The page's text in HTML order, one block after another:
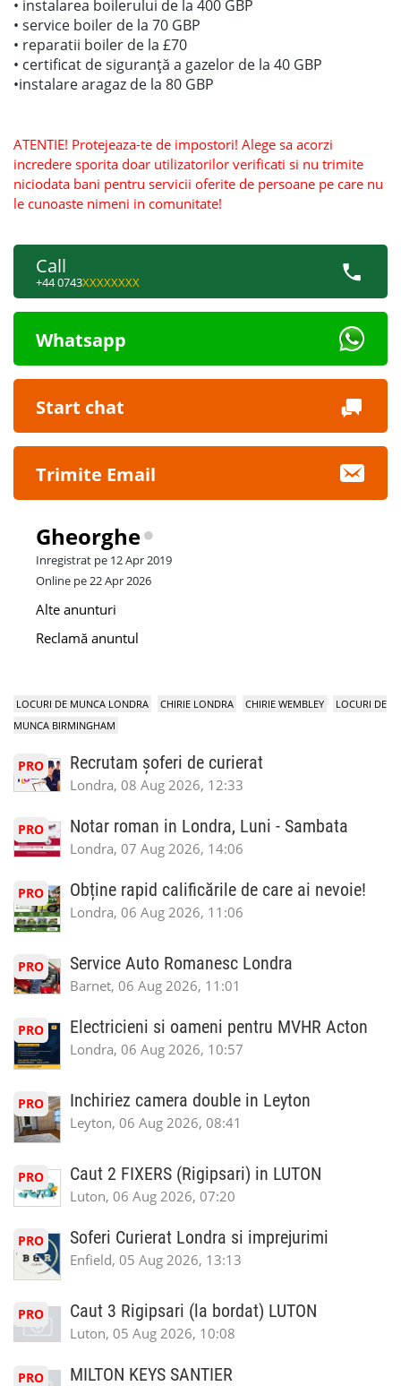
• instalarea boilerului de la 400 GBP
• service boiler de la 70 GBP
• reparatii boiler de la £70
• certificat de siguranță a gazelor de la 40 GBP
•instalare aragaz de la 80 GBP
ATENTIE! Protejeaza-te de impostori! Alege sa acorzi
incredere sporita doar utilizatorilor verificati si nu trimite
niciodata bani pentru servicii oferite de persoane pe care nu
le cunoaste nimeni in comunitate!
Call
+44 0743XXXXXXXX
Whatsapp
Start chat
Trimite Email
Gheorghe
Inregistrat pe 12 Apr 2019
Online pe 22 Apr 2026
Alte anunturi
Reclamă anuntul
LOCURI DE MUNCA LONDRA CHIRIE LONDRA CHIRIE WEMBLEY
LOCURI DE
MUNCA BIRMINGHAM
PRO Recrutam șoferi de curierat
Londra, 08 Aug 2026, 12:33
PRO Notar roman in Londra, Luni - Sambata
Londra, 07 Aug 2026, 14:06
PRO Obține rapid calificările de care ai nevoie!
Londra, 06 Aug 2026, 11:06
PRO Service Auto Romanesc Londra
Barnet, 06 Aug 2026, 11:01
PRO Electricieni si oameni pentru MVHR Acton
Londra, 06 Aug 2026, 10:57
PRO Inchiriez camera double in Leyton
Leyton, 06 Aug 2026, 08:41
PRO Caut 2 FIXERS (Rigipsari) in LUTON
Luton, 06 Aug 2026, 07:20
PRO Soferi Curierat Londra si imprejurimi
Enfield, 05 Aug 2026, 13:13
PRO Caut 3 Rigipsari (la bordat) LUTON
Luton, 05 Aug 2026, 10:08
PRO MILTON KEYS SANTIER